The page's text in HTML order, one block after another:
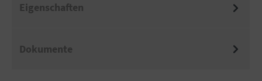
Eigenschaften
Dokumente